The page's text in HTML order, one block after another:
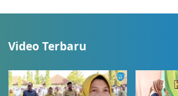
Video Terbaru